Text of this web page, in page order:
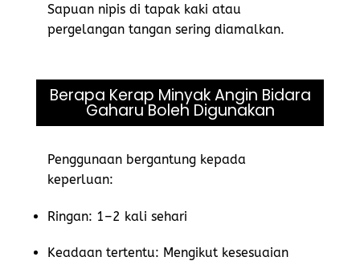
Sapuan nipis di tapak kaki atau
pergelangan tangan sering diamalkan.
Berapa Kerap Minyak Angin Bidara
Gaharu Boleh Digunakan
Penggunaan bergantung kepada
keperluan:
Ringan: 1–2 kali sehari
Keadaan tertentu: Mengikut kesesuaian